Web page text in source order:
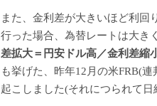
また、金利差が大きいほど利回
行った場合、為替レートは大き
差拡大＝円安ドル高／金利差縮
も挙げた、昨年12月の米FRB(
起こしました(それにつられて日